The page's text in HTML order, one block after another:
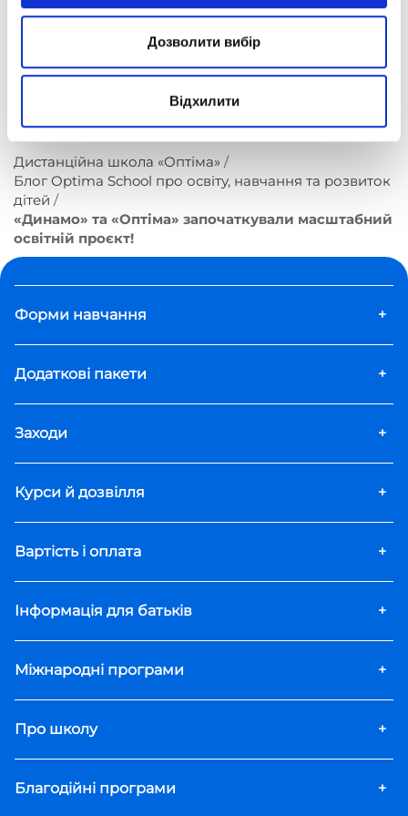
Дозволити вибір
Відхилити
колегами та друзями. Разом поширюймо
знання про Україну та її величезний
потенціал!
Дистанційна школа «Оптіма»
Блог Optima School про освіту, навчання та розвиток
дітей
«Динамо» та «Оптіма» започаткували масштабний
освітній проєкт!
Форми навчання +
Додаткові пакети +
Заходи +
Курси й дозвілля +
Вартість і оплата +
Інформація для батьків +
Міжнародні програми +
Про школу +
Благодійні програми +